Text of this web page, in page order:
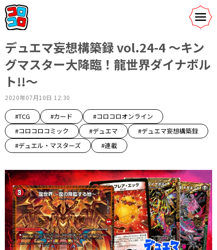
デュエマ妄想構築録 vol.24-4 ～キン
グマスター大降臨！龍世界ダイナボル
ト!!～
2020年07月10日 12:30
#TCG #カード
#コロコロオンライン
#コロコロコミック
#デュエマ
#デュエマ妄想構築録
#デュエル・マスターズ
#連載